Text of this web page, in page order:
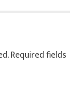
Required fields